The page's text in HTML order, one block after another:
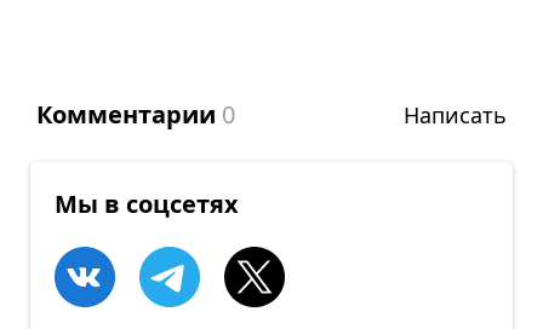
Комментарии 0 Написать
Мы в соцсетях